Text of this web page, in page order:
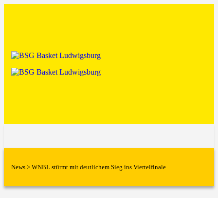
News > WNBL stürmt mit deutlichem Sieg ins Viertelfinale